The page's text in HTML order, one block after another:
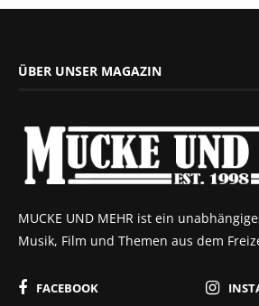
ÜBER UNSER MAGAZIN
MUCKE UND MEHR ist ein
Musik, Film und Themen aus dem
FACEBOOK